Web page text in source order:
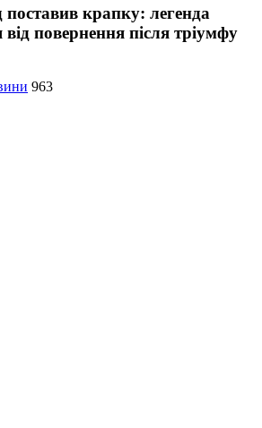
крапку: легенда
від повернення після тріумфу
963